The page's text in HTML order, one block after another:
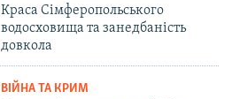
Краса Сімферопольського
водосховища та занедбаність
довкола
ВІЙНА ТА КРИМ